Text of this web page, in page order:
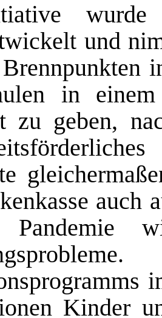
wurde
und
in
zu geben,
auch
Kinder